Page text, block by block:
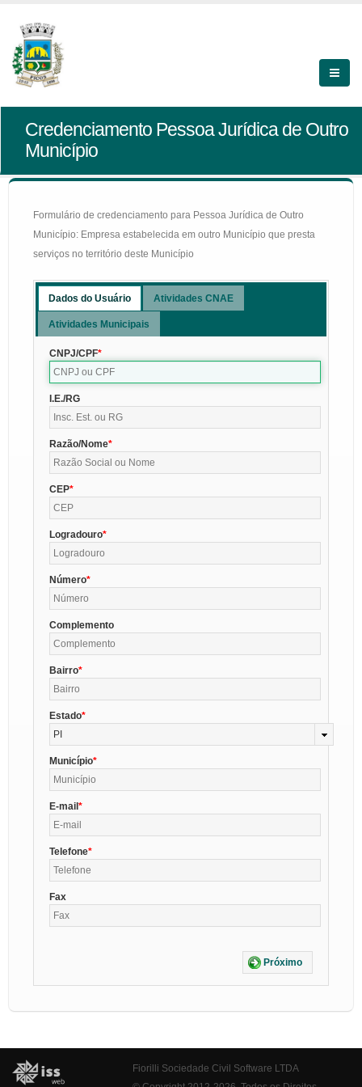
Credenciamento Pessoa Jurídica de Outro
Município
Formulário de credenciamento para Pessoa Jurídica de Outro
Município: Empresa estabelecida em outro Município que presta
serviços no território deste Município
Dados do Usuário Atividades CNAE
Atividades Municipais
CNPJ/CPF
I.E./RG
Razão/Nome
CEP
Logradouro
Número
Complemento
Bairro
Estado
PI
Município
E-mail
Telefone
Fax
Próximo
Fiorilli Sociedade Civil Software LTDA